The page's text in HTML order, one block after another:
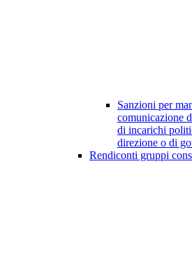
Sanzioni per
comunicazione
di incarichi
direzione o di
Rendiconti gruppi